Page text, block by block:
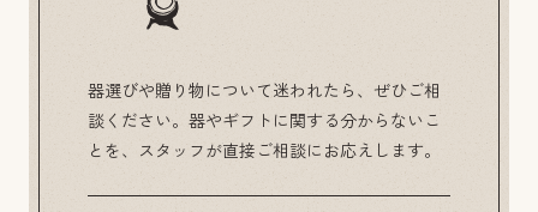
器選びや贈り物について迷われたら、ぜひご相
談ください。器やギフトに関する分からないこ
とを、スタッフが直接ご相談にお応えします。